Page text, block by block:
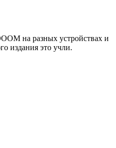
на разных устройствах и
издания это учли.